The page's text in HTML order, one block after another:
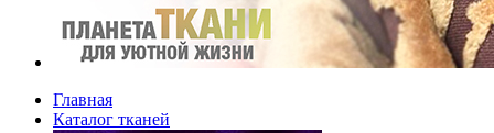
Главная
Каталог тканей